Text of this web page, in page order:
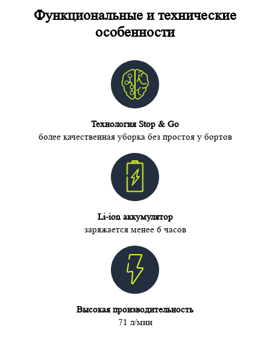
Функциональные и технические
особенности
Технология Stop & Go
более качественная уборка без простоя у бортов
Li-ion аккумулятор
заряжается менее 6 часов
Высокая производительность
71 л/мин